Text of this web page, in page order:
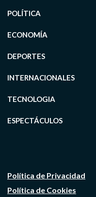
POLÍTICA
ECONOMÍA
DEPORTES
INTERNACIONALES
TECNOLOGIA
ESPECTÁCULOS
Política de Privacidad
Política de Cookies